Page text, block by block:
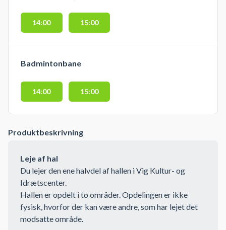
14:00 15:00
Badmintonbane
14:00 15:00
Produktbeskrivning
Leje af hal
Du lejer den ene halvdel af hallen i Vig Kultur- og
Idrætscenter.
Hallen er opdelt i to områder. Opdelingen er ikke
fysisk, hvorfor der kan være andre, som har lejet det
modsatte område.